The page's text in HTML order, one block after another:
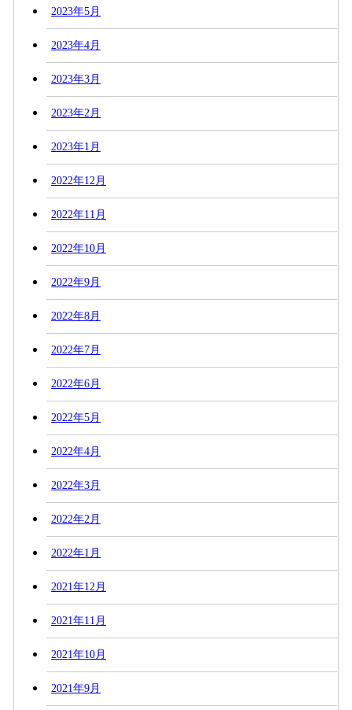
2023年5月
2023年4月
2023年3月
2023年2月
2023年1月
2022年12月
2022年11月
2022年10月
2022年9月
2022年8月
2022年7月
2022年6月
2022年5月
2022年4月
2022年3月
2022年2月
2022年1月
2021年12月
2021年11月
2021年10月
2021年9月